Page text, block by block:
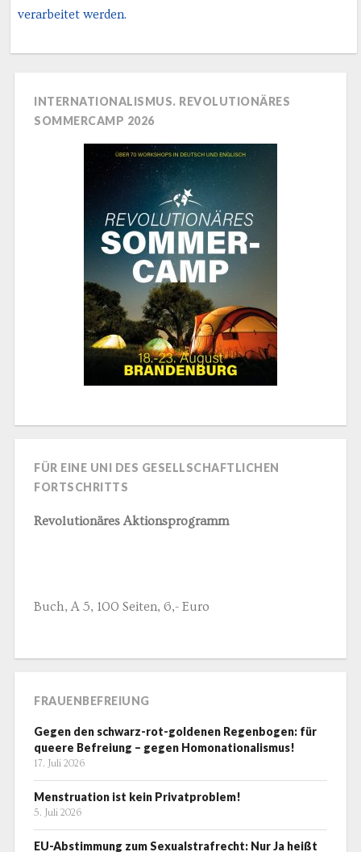
verarbeitet werden.
INTERNATIONALISMUS. REVOLUTIONÄRES
SOMMERCAMP 2026
FÜR EINE UNI DES GESELLSCHAFTLICHEN
FORTSCHRITTS
Revolutionäres Aktionsprogramm
Buch, A 5, 100 Seiten, 6,- Euro
FRAUENBEFREIUNG
Gegen den schwarz-rot-goldenen Regenbogen: für
queere Befreiung – gegen Homonationalismus!
17. Juli 2026
Menstruation ist kein Privatproblem!
5. Juli 2026
EU-Abstimmung zum Sexualstrafrecht: Nur Ja heißt